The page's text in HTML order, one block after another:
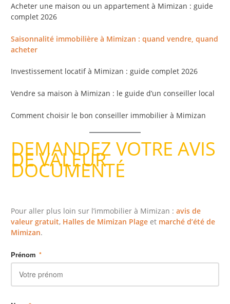
Acheter une maison ou un appartement à Mimizan : guide
complet 2026
Saisonnalité immobilière à Mimizan : quand vendre, quand
acheter
Investissement locatif à Mimizan : guide complet 2026
Vendre sa maison à Mimizan : le guide d’un conseiller local
Comment choisir le bon conseiller immobilier à Mimizan
DEMANDEZ VOTRE AVIS
DE VALEUR
DOCUMENTÉ
Pour aller plus loin sur l’immobilier à Mimizan :avis de
valeur gratuit, Halles de Mimizan Plage et marché d’été de
Mimizan.
Prénom *